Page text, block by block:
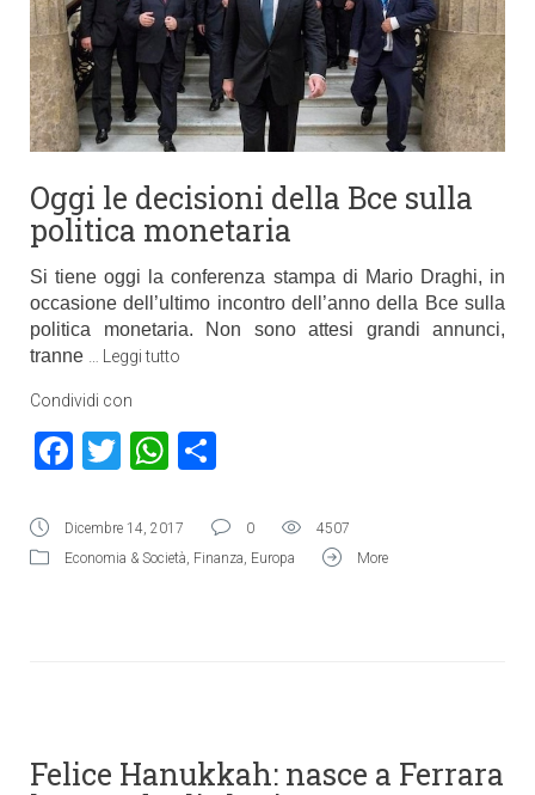
Oggi le decisioni della Bce sulla
politica monetaria
Si tiene oggi la conferenza stampa di Mario Draghi, in
occasione dell’ultimo incontro dell’anno della Bce sulla
politica monetaria. Non sono attesi grandi annunci,
tranne
Leggi tutto
Condividi con
Facebook
TwitterWhatsApp
Dicembre 14, 2017 0
4507
Economia & Società, Finanza, Europa More
Felice Hanukkah: nasce a Ferrara